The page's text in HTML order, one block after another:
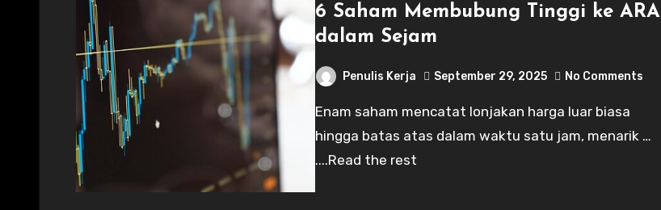
6 Saham Membubung Tinggi ke ARA
dalam Sejam
Penulis Kerja September 29, 2025 No Comments
Enam saham mencatat lonjakan harga luar biasa
hingga batas atas dalam waktu satu jam, menarik …
....Read the rest